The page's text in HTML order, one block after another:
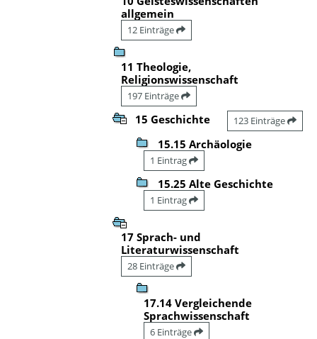
allgemein
12 Einträge
11 Theologie,
Religionswissenschaft
197 Einträge
15 Geschichte 123 Einträge
15.15 Archäologie
1 Eintrag
15.25 Alte Geschichte
1 Eintrag
17 Sprach- und
Literaturwissenschaft
28 Einträge
17.14 Vergleichende
Sprachwissenschaft
6 Einträge